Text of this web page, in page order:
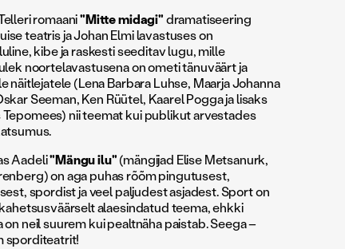
romaani"Mitte midagi"dramatiseering
teatris ja Johan Elmi lavastuses on
kibe ja raskesti seeditav lugu, mille
noortelavastusena on ometi tänuväärt ja
näitlejatele (Lena Barbara Luhse, Maarja Johanna
Seeman, Ken Rüütel, Kaarel Pogga ja lisaks
Tepomees) nii teemat kui publikut arvestades
Aadeli"Mängu ilu"(mängijad Elise Metsanurk,
on aga puhas rõõm pingutusest,
spordist ja veel paljudest asjadest. Sport on
alaesindatud teema, ehkki
on neil suurem kui pealtnäha paistab. Seega –
sporditeatrit!